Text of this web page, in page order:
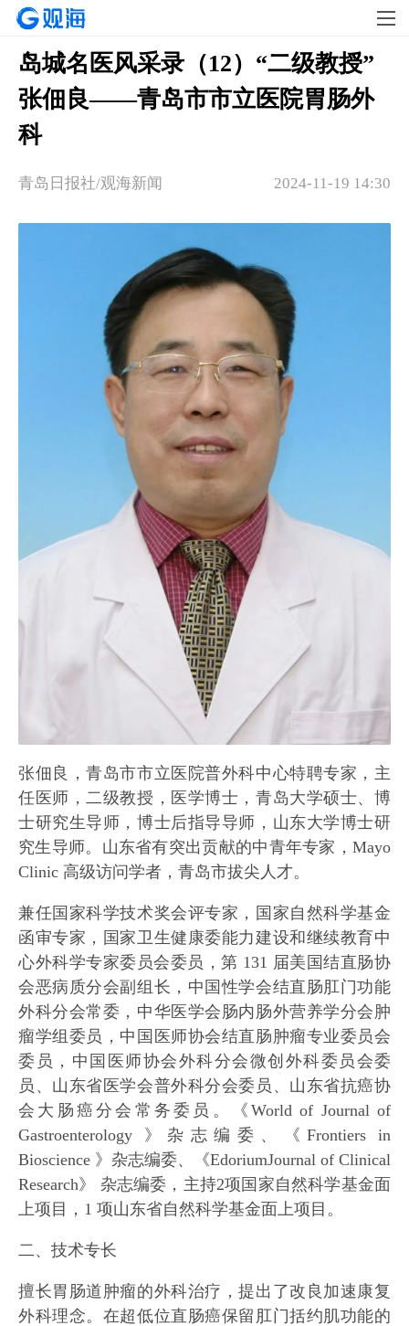
岛城名医风采录（12）“二级教授”
张佃良——青岛市市立医院胃肠外
科
2024-11-19 14:30
青岛日报社/观海新闻
张佃良，青岛市市立医院普外科中心特聘专家，主
任医师，二级教授，医学博士，青岛大学硕士、博
士研究生导师，博士后指导导师，山东大学博士研
究生导师。山东省有突出贡献的中青年专家，Mayo
Clinic 高级访问学者，青岛市拔尖人才。
兼任国家科学技术奖会评专家，国家自然科学基金
函审专家，国家卫生健康委能力建设和继续教育中
心外科学专家委员会委员，第 131 届美国结直肠协
会恶病质分会副组长，中国性学会结直肠肛门功能
外科分会常委，中华医学会肠内肠外营养学分会肿
瘤学组委员，中国医师协会结直肠肿瘤专业委员会
委员，中国医师协会外科分会微创外科委员会委
员、山东省医学会普外科分会委员、山东省抗癌协
会大肠癌分会常务委员。《World of Journal of
Gastroenterology 》杂志编委、《Frontiers in
Bioscience 》杂志编委、《EdoriumJournal of Clinical
Research》 杂志编委，主持2项国家自然科学基金面
上项目，1 项山东省自然科学基金面上项目。
二、技术专长
擅长胃肠道肿瘤的外科治疗，提出了改良加速康复
外科理念。在超低位直肠癌保留肛门括约肌功能的